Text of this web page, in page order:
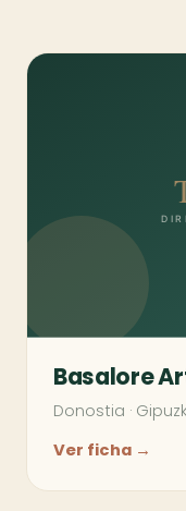
Basalore
Donostia ·
Ver ficha →